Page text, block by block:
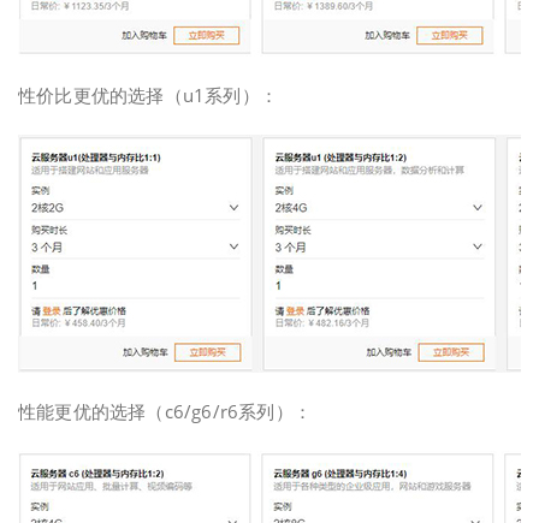
性价比更优的选择（u1系列）：
性能更优的选择（c6/g6/r6系列）：